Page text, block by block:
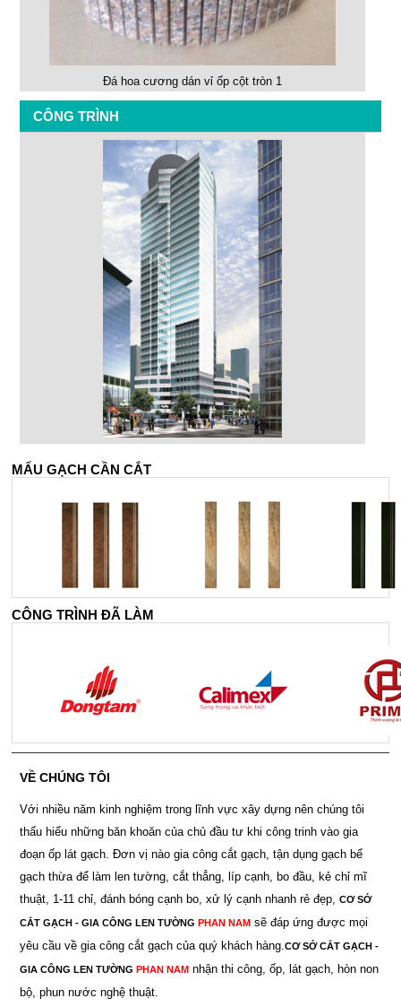
Đá hoa cương dán vỉ ốp cột tròn 1
CÔNG TRÌNH
MẤU GẠCH CẦN CẮT
CÔNG TRÌNH ĐÃ LÀM
VỀ CHÚNG TÔI
Với nhiều năm kinh nghiệm trong lĩnh vực xây dựng nên chúng tôi
thấu hiểu những băn khoăn của chủ đầu tư khi công trinh vào gia
đoạn ốp lát gạch. Đơn vị nào gia công cắt gạch, tận dụng gạch bể
gạch thừa để làm len tường, cắt thẳng, líp cạnh, bo đầu, kẻ chỉ mĩ
thuật, 1-11 chỉ, đánh bóng cạnh bo, xử lý cạnh nhanh rẻ đẹp,
CƠ SỞ
CẮT GẠCH - GIA CÔNG LEN TƯỜNG PHAN NAMsẽ đáp ứng được mọi
yêu cầu về gia công cắt gạch của quý khách hàng. CƠ SỞ CẮT GẠCH -
GIA CÔNG LEN TƯỜNG PHAN NAMnhận thi công, ốp, lát gạch, hòn non
bộ, phun nước nghệ thuật.